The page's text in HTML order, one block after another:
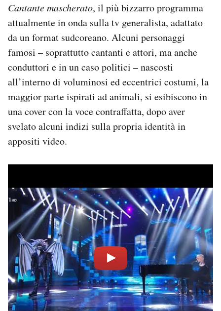
Cantante mascherato, il più bizzarro programma
attualmente in onda sulla tv generalista, adattato
da un format sudcoreano. Alcuni personaggi
famosi – soprattutto cantanti e attori, ma anche
conduttori e in un caso politici – nascosti
all’interno di voluminosi ed eccentrici costumi, la
maggior parte ispirati ad animali, si esibiscono in
una cover con la voce contraffatta, dopo aver
svelato alcuni indizi sulla propria identità in
appositi video.